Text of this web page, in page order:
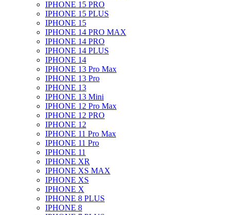
IPHONE 15 PRO
IPHONE 15 PLUS
IPHONE 15
IPHONE 14 PRO MAX
IPHONE 14 PRO
IPHONE 14 PLUS
IPHONE 14
IPHONE 13 Pro Max
IPHONE 13 Pro
IPHONE 13
IPHONE 13 Mini
IPHONE 12 Pro Max
IPHONE 12 PRO
IPHONE 12
IPHONE 11 Pro Max
IPHONE 11 Pro
IPHONE 11
IPHONE XR
IPHONE XS MAX
IPHONE XS
IPHONE X
IPHONE 8 PLUS
IPHONE 8